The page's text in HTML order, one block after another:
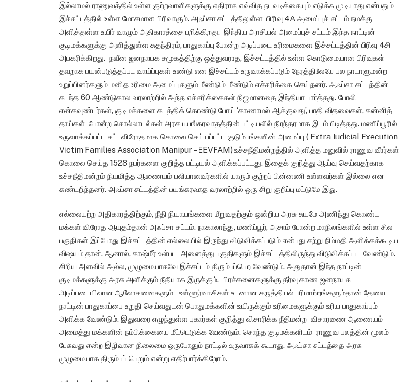
இல்லாமல் ராணுவத்தில் உள்ள குற்றவாளிகளுக்கு எதிராக எவ்வித நடவடிக்கையும் எடுக்க முடியாது என்பதும்
இச்சட்டத்தில் உள்ள மோசமான பிரிவாகும். அஃப்சா சட்டத்திலுள்ள பிரிவு 4A அமைப்புச் சட்டம் நமக்கு
அளித்துள்ள உயிர் வாழும் அதிகாரத்தை பறிக்கிறது. இந்திய அரசியல் அமைப்புச் சட்டம் இந்த நாட்டின்
குடிமக்களுக்கு அளித்துள்ள சுதந்திரம், பாதுகாப்பு போன்ற அடிப்படை உரிமைகளை இச்சட்டத்தின் பிரிவு 4சி
அபகரிக்கிறது. நவீன ஜனநாயக சமூகத்திற்கு ஒத்துவராத, இச்சட்டத்தில் உள்ள கொடுமையான பிரிவுகள்
தவறாக பயன்படுத்தப்பட வாய்ப்புகள் உண்டு என இச்சட்டம் உருவாக்கப்படும் நேரத்திலேயே பல நாடாளுமன்ற
உறுப்பினர்களும் மனித உரிமை அமைப்புகளும் மீண்டும் மீண்டும் எச்சரிக்கை செய்தனர். அஃப்சா சட்டத்தின்
கடந்த 60 ஆண்டுகால வரலாற்றில் அந்த எச்சரிக்கைகள் நிஜமானதை இந்தியா பார்த்தது. போலி
என்கவுண்டர்கள், குடிமக்களை கடத்திக் கொண்டு போய் ‘காணாமல் ஆக்குவது’, பாதி விதவைகள், கன்னித்
தாய்கள் போன்ற சொல்லாடல்கள் அரச பயங்கரவாதத்தின் பட்டியலில் நிரந்தரமாக இடம் பிடித்தது. மணிப்பூரில்
உருவாக்கப்பட்ட சட்டவிரோதமாக கொலை செய்யப்பட்ட குடும்பங்களின் அமைப்பு ( Extra Judicial Execution
Victim Families Association Manipur – EEVFAM) உச்சநீதிமன்றத்தில் அளித்த மனுவில் ராணுவ வீரர்கள்
கொலை செய்த 1528 நபர்களை குறித்த பட்டியல் அளிக்கப்பட்டது. இதைக் குறித்து ஆய்வு செய்வதற்காக
உச்சநீதிமன்றம் நியமித்த ஆணையம் பலியானவர்களில் யாரும் குற்றப் பின்னணி உள்ளவர்கள் இல்லை என
கண்டறிந்தனர். அஃப்சா சட்டத்தின் பயங்கரவாத வரலாற்றில் ஒரு சிறு குறிப்பு மட்டுமே இது.
எல்லையற்ற அதிகாரத்திற்கும், நீதி நியாயங்களை மீறுவதற்கும் ஒன்றிய அரசு சுயமே அணிந்து கொண்ட
மக்கள் விரோத ஆயுதம்தான் அஃப்சா சட்டம். நாகாலாந்து, மணிப்பூர், அசாம் போன்ற மாநிலங்களில் உள்ள சில
பகுதிகள் இப்போது இச்சட்டத்தின் எல்லையில் இருந்து விடுவிக்கப்படும் என்பது சற்று நிம்மதி அளிக்கக்கூடிய
விஷயம் தான். ஆனால், காஷ்மீர் உள்பட அனைத்து பகுதிகளும் இச்சட்டத்திலிருந்து விடுவிக்கப்பட வேண்டும்.
சிறிய அளவில் அல்ல, முழுமையாகவே இச்சட்டம் திரும்பப்பெற வேண்டும். அதுதான் இந்த நாட்டின்
குடிமக்களுக்கு அரசு அளிக்கும் நீதியாக இருக்கும். பிரச்சனைகளுக்கு தீர்வு காண ஜனநாயக
அடிப்படையிலான ஆலோசனைகளும் உள்ளூர்வாசிகள் உடனான கருத்தியல் பரிமாற்றங்களும்தான் தேவை.
நாட்டின் பாதுகாப்பை உறுதி செய்வதுடன் பொதுமக்களின் உயிருக்கும் உரிமைகளுக்கும் உரிய பாதுகாப்பும்
அளிக்க வேண்டும். இதுவரை எழுந்துள்ள புகார்கள் குறித்து விசாரிக்க நீதிமன்ற விசாரணை ஆணையம்
அமைத்து மக்களின் நம்பிக்கையை மீட்டெடுக்க வேண்டும். சொந்த குடிமக்களிடம் ராணுவ பலத்தின் மூலம்
பேசுவது என்ற இழிவான நிலைமை ஒருபோதும் நாட்டில் உருவாகக் கூடாது. அஃப்சா சட்டத்தை அரசு
முழுமையாக திரும்பப் பெறும் என்று எதிர்பார்க்கிறோம்.